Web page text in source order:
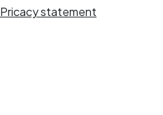
Pricacy statement